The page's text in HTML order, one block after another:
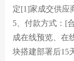
定[1]家成交供应
5、付款方式：[
成在线预览、在
块搭建部署后15